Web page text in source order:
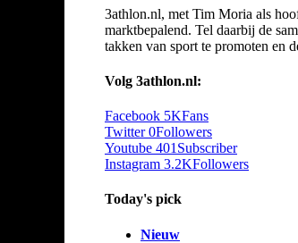
3athlon.nl, met Tim Moria als
marktbepalend. Tel daarbij de
takken van sport te promoten en
Volg 3athlon.nl:
Facebook 5KFans
Twitter 0Followers
Youtube 401 Subscriber
Instagram 3.2KFollowers
Today's pick
Nieuw